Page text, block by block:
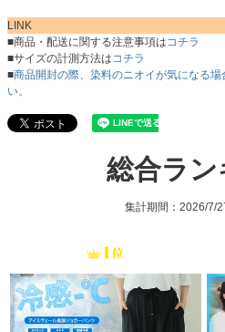
LINK
■商品・配送に関する注意事項はコチラ
■サイズの計測方法はコチラ
■商品開封の際、染料のニオイが気になる
い。
総合ラ
集計期間：2026/7/